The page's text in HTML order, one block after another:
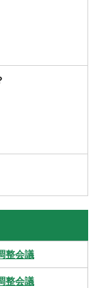
整会議
整会議